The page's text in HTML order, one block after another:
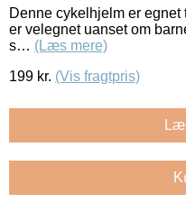
Denne cykelhjelm er
er velegnet uanset om
s… (Læs mere)
199 kr. (Vis fragtpris)